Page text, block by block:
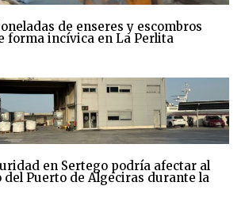
de enseres y escombros
forma incívica en La Perlita
en Sertego podría afectar al
Puerto de Algeciras durante la